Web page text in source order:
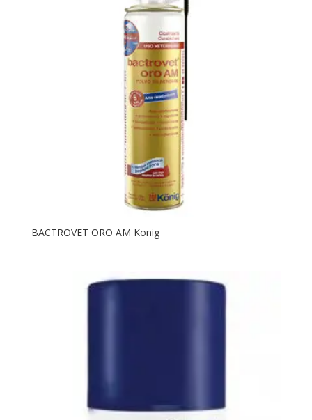
BACTROVET ORO AM Konig